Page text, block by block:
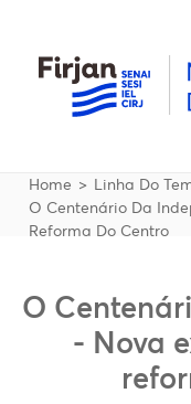
Trilha de
Home Linha Do
O Centenário Da
Reforma Do Centro
O
- Nova